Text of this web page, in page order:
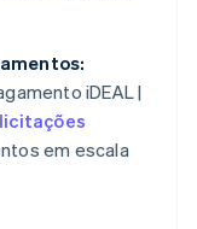
iDEAL |
em escala